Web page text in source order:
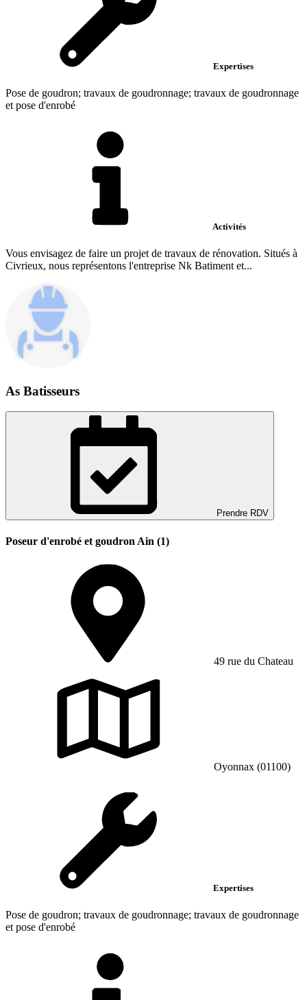
Expertises
Pose de goudron; travaux de goudronnage; travaux de goudronnage
et pose d'enrobé
Activités
Vous envisagez de faire un projet de travaux de rénovation. Situés à
Civrieux, nous représentons l'entreprise Nk Batiment et...
As Batisseurs
Prendre RDV
Poseur d'enrobé et goudron Ain (1)
49 rue du Chateau
Oyonnax (01100)
Expertises
Pose de goudron; travaux de goudronnage; travaux de goudronnage
et pose d'enrobé